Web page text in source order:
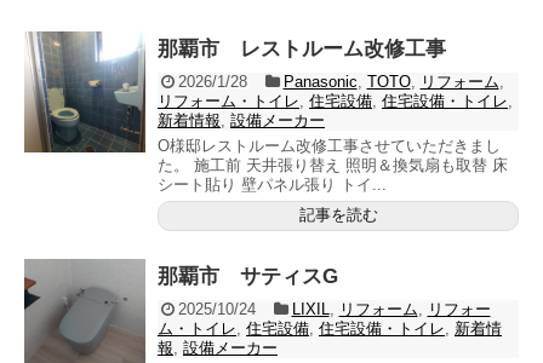
那覇市 レストルーム改修工事
2026/1/28 Panasonic, TOTO, リフォーム,
リフォーム・トイレ, 住宅設備, 住宅設備・トイレ,
新着情報, 設備メーカー
O様邸レストルーム改修工事させていただきまし
た。 施工前 天井張り替え 照明＆換気扇も取替 床
シート貼り 壁パネル張り トイ...
記事を読む
那覇市 サティスG
2025/10/24 LIXIL, リフォーム, リフォー
ム・トイレ, 住宅設備, 住宅設備・トイレ, 新着情
報, 設備メーカー